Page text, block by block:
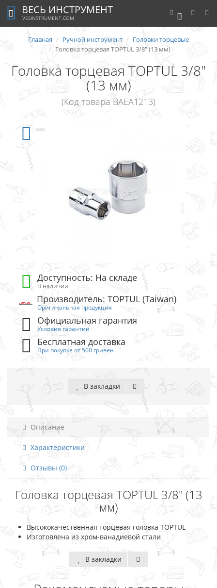
0
ВЕСЬ ИНСТРУМЕНТ
VESINSTRUMENT.COM
Главная Ручной инструмент
Головки торцевые
Головка торцевая TOPTUL 3/8" (13 мм)
Головка торцевая TOPTUL 3/8"
(13 мм)
(Код товара BAEA1213)
Доступность: На складе
В наличии
Производитель: TOPTUL (Taiwan)
Оригинальная продукция
Официальная гарантия
Условия гарантии
Бесплатная доставка
При покупке от 500 гривен
В закладки
Описание
Характеристики
Отзывы (0)
Головка торцевая TOPTUL 3/8" (13
мм)
Высококачественная торцевая головка TOPTUL
Изготовлена из хром-ванадиевой стали
В закладки